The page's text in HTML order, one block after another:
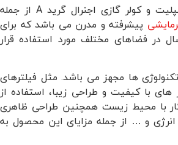
توجه داشته باشید اسپلیت و کولر گازی اجنرال گرید A از جمله
پیشرفته و مدرن می باشد که برای
در فضاهای مختلف مورد استفاده قرار
ها مجهز می باشد. مثل فیلترهای
با کیفیت و طراحی زیبا، استفاده از
با محیط زیست همچنین طراحی ظاهری
و … از جمله مزایای این محصول به